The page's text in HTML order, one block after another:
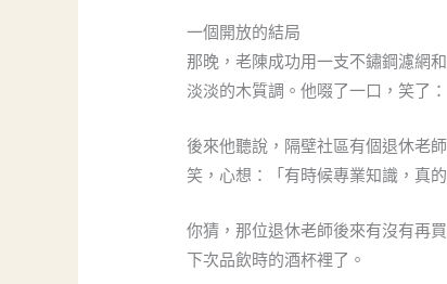
一個開放的結局
那晚，老陳成功用一支不鏽鋼濾網
淡淡的木質調。他啜了一口，笑了
後來他聽說，隔壁社區有個退休老
笑，心想：「有時候專業知識，真的
你猜，那位退休老師後來有沒有再
下次品飲時的酒杯裡了。